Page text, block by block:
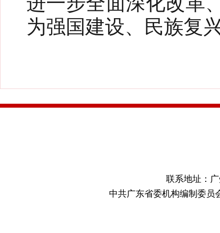
为强国建设、民族复
联系地址：
中共广东省委机构编制委